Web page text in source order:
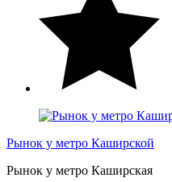
Рынок у метро Каширской
Рынок у метро Каширская